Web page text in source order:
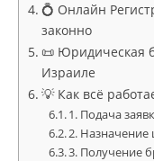
💍 Онлайн
законно
📜 Юридическая
Израиле
💡 Как всё
1. Подача
2.
3. Получение